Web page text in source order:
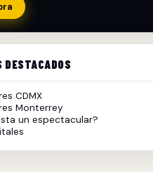
DESTACADOS
CDMX
Monterrey
un espectacular?